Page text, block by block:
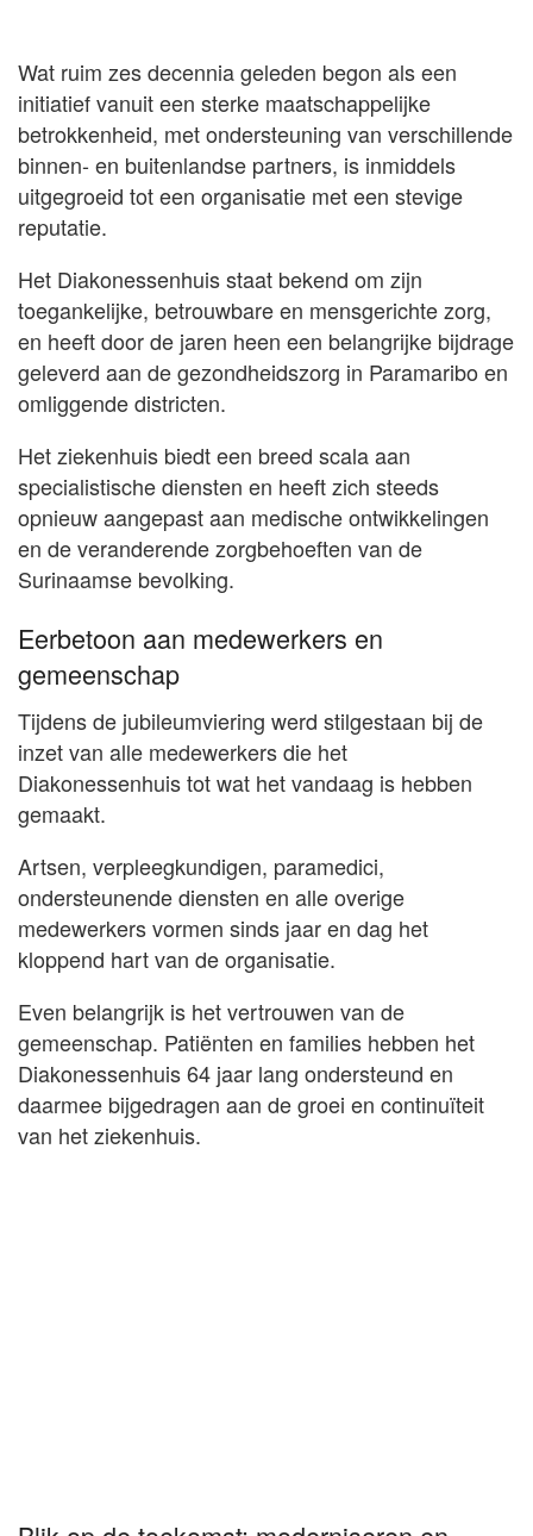
Wat ruim zes decennia geleden begon als een
initiatief vanuit een sterke maatschappelijke
betrokkenheid, met ondersteuning van verschillende
binnen- en buitenlandse partners, is inmiddels
uitgegroeid tot een organisatie met een stevige
reputatie.
Het Diakonessenhuis staat bekend om zijn
toegankelijke, betrouwbare en mensgerichte zorg,
en heeft door de jaren heen een belangrijke bijdrage
geleverd aan de gezondheidszorg in Paramaribo en
omliggende districten.
Het ziekenhuis biedt een breed scala aan
specialistische diensten en heeft zich steeds
opnieuw aangepast aan medische ontwikkelingen
en de veranderende zorgbehoeften van de
Surinaamse bevolking.
Eerbetoon aan medewerkers en
gemeenschap
Tijdens de jubileumviering werd stilgestaan bij de
inzet van alle medewerkers die het
Diakonessenhuis tot wat het vandaag is hebben
gemaakt.
Artsen, verpleegkundigen, paramedici,
ondersteunende diensten en alle overige
medewerkers vormen sinds jaar en dag het
kloppend hart van de organisatie.
Even belangrijk is het vertrouwen van de
gemeenschap. Patiënten en families hebben het
Diakonessenhuis 64 jaar lang ondersteund en
daarmee bijgedragen aan de groei en continuïteit
van het ziekenhuis.